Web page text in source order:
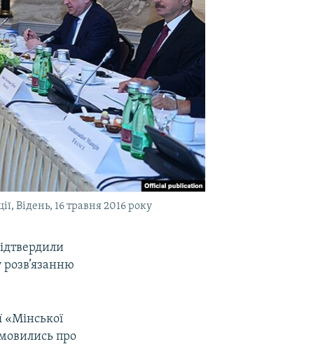
Відень, 16 травня 2016 року
«Мінської
про